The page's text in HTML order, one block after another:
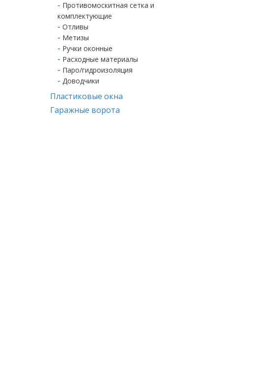
Противомоскитная сетка и
комплектующие
Отливы
Метизы
Ручки оконные
Расходные материалы
Паро/гидроизоляция
Доводчики
Пластиковые окна
Гаражные ворота